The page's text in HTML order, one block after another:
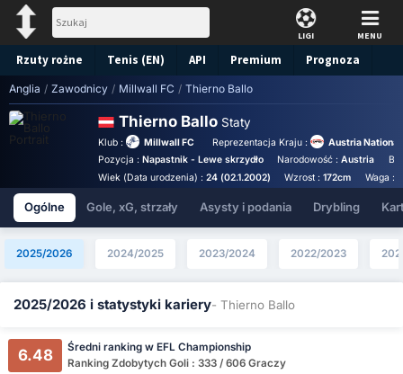
LIGI MENU
Rzuty rożne Tenis (EN) API Premium Prognoza
Anglia / Zawodnicy / Millwall FC / Thierno Ballo
Thierno Ballo Staty
Klub : Millwall FC Reprezentacja Kraju :
Austria National
Pozycja : Napastnik - Lewe skrzydło Narodowość :Austria
Wiek (Data urodzenia) : 24 (02.1.2002) Wzrost :172cm Waga :
Ogólne Gole, xG, strzały Asysty i podania Drybling
2025/2026 2024/2025 2023/2024 2022/2023
2025/2026 i statystyki kariery- Thierno Ballo
6.48
Średni ranking w EFL Championship
Ranking Zdobytych Goli : 333 / 606 Graczy